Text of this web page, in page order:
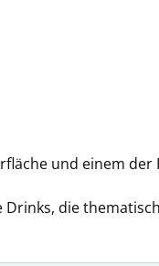
und einem der
die